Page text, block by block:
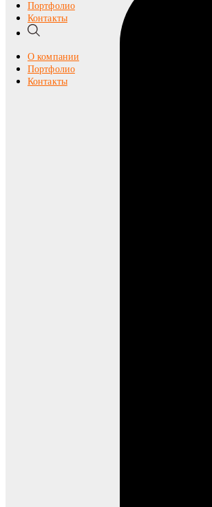
Портфолио
Контакты
О компании
Портфолио
Контакты